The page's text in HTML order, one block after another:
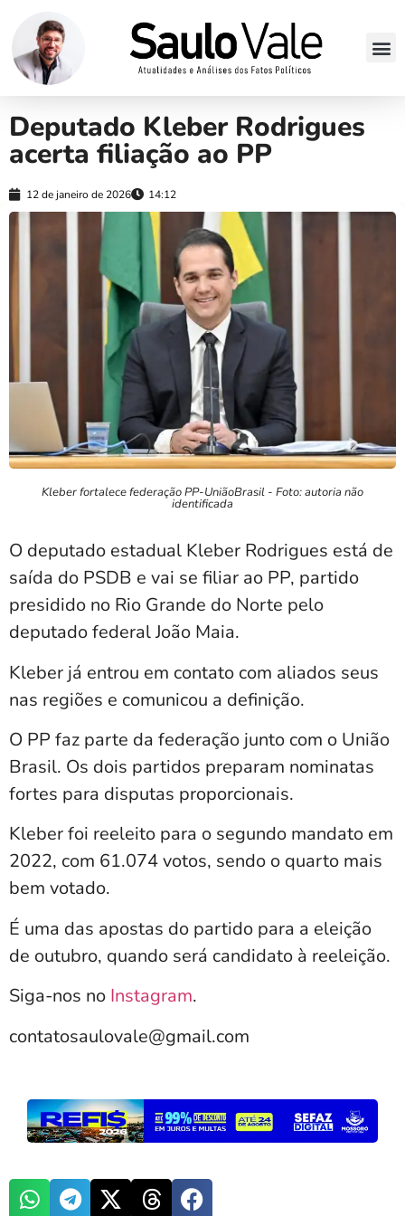
Deputado Kleber Rodrigues
acerta filiação ao PP
12 de janeiro de 2026 14:12
Kleber fortalece federação PP-UniãoBrasil - Foto: autoria não
identificada
O deputado estadual Kleber Rodrigues está de
saída do PSDB e vai se filiar ao PP, partido
presidido no Rio Grande do Norte pelo
deputado federal João Maia.
Kleber já entrou em contato com aliados seus
nas regiões e comunicou a definição.
O PP faz parte da federação junto com o União
Brasil. Os dois partidos preparam nominatas
fortes para disputas proporcionais.
Kleber foi reeleito para o segundo mandato em
2022, com 61.074 votos, sendo o quarto mais
bem votado.
É uma das apostas do partido para a eleição
de outubro, quando será candidato à reeleição.
Siga-nos no Instagram.
contatosaulovale@gmail.com